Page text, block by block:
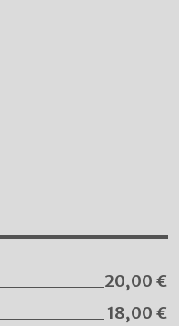
20,00 €
18,00 €